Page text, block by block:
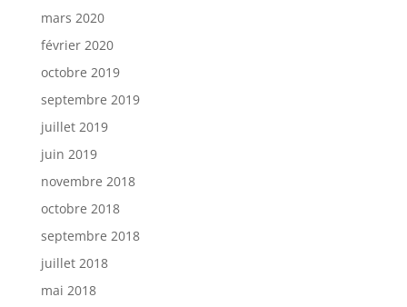
mars 2020
février 2020
octobre 2019
septembre 2019
juillet 2019
juin 2019
novembre 2018
octobre 2018
septembre 2018
juillet 2018
mai 2018